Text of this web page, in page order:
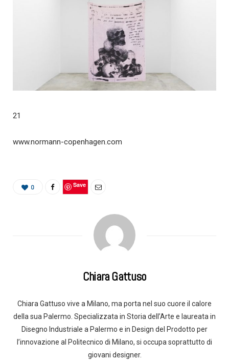
21
www.normann-copenhagen.com
0 Save
Chiara Gattuso
Chiara Gattuso vive a Milano, ma porta nel suo cuore il calore
della sua Palermo. Specializzata in Storia dell’Arte e laureata in
Disegno Industriale a Palermo e in Design del Prodotto per
l’innovazione al Politecnico di Milano, si occupa soprattutto di
giovani designer.